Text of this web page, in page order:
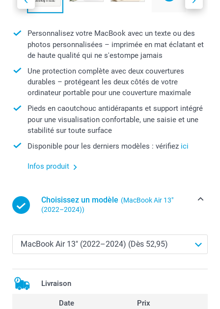
Personnalisez votre MacBook avec un texte ou des
photos personnalisées – imprimée en mat éclatant et
de haute qualité qui ne s'estompe jamais
Une protection complète avec deux couvertures
durables – protégeant les deux côtés de votre
ordinateur portable pour une couverture maximale
Pieds en caoutchouc antidérapants et support intégré
pour une visualisation confortable, une saisie et une
stabilité sur toute surface
Disponible pour les derniers modèles : vérifiez ici
Infos produit
Choisissez un modèle (MacBook Air 13″
(2022–2024))
Livraison
Date Prix